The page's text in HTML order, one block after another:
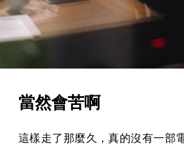
當然會苦啊
這樣走了那麼久，真的沒有一部